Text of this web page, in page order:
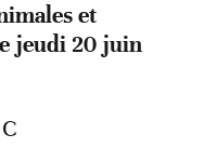
et
jeudi 20 juin